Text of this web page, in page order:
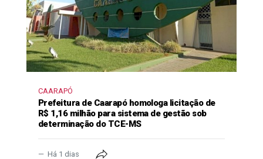
CAARAPÓ
Prefeitura de Caarapó homologa licitação de
R$ 1,16 milhão para sistema de gestão sob
determinação do TCE-MS
Há 1 dias